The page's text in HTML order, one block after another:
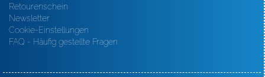
Retourenschein
Newsletter
Cookie-Einstellungen
FAQ - Häufig gestellte Fragen